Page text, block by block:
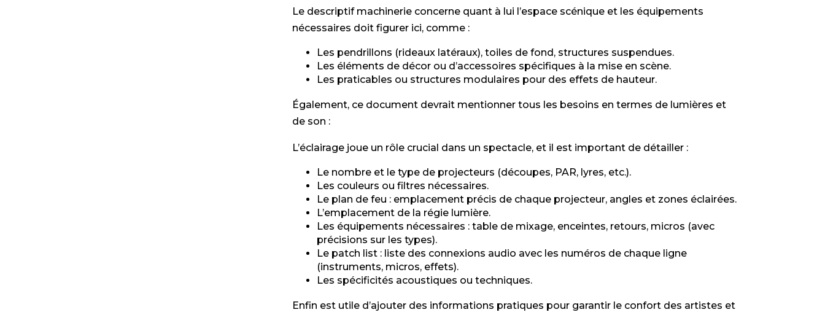
Le descriptif machinerie concerne quant à lui l’espace scénique et les équipements
nécessaires doit figurer ici, comme :
Les pendrillons (rideaux latéraux), toiles de fond, structures suspendues.
Les éléments de décor ou d’accessoires spécifiques à la mise en scène.
Les praticables ou structures modulaires pour des effets de hauteur.
Également, ce document devrait mentionner tous les besoins en termes de lumières et
de son :
L’éclairage joue un rôle crucial dans un spectacle, et il est important de détailler :
Le nombre et le type de projecteurs (découpes, PAR, lyres, etc.).
Les couleurs ou filtres nécessaires.
Le plan de feu : emplacement précis de chaque projecteur, angles et zones éclairées.
L’emplacement de la régie lumière.
Les équipements nécessaires : table de mixage, enceintes, retours, micros (avec
précisions sur les types).
Le patch list : liste des connexions audio avec les numéros de chaque ligne
(instruments, micros, effets).
Les spécificités acoustiques ou techniques.
Enfin est utile d’ajouter des informations pratiques pour garantir le confort des artistes et